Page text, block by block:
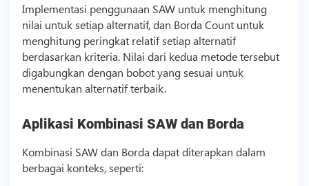
Implementasi penggunaan SAW untuk menghitung
nilai untuk setiap alternatif, dan Borda Count untuk
menghitung peringkat relatif setiap alternatif
berdasarkan kriteria. Nilai dari kedua metode tersebut
digabungkan dengan bobot yang sesuai untuk
menentukan alternatif terbaik.
Aplikasi Kombinasi SAW dan Borda
Kombinasi SAW dan Borda dapat diterapkan dalam
berbagai konteks, seperti: